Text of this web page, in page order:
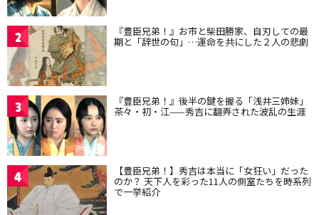
2 『豊臣兄弟！』お市と柴田勝家、自刃しての最
期と「辞世の句」…運命を共にした２人の悲劇
3 『豊臣兄弟！』後半の鍵を握る「浅井三姉妹」
茶々・初・江——秀吉に翻弄された波乱の生涯
4 【豊臣兄弟！】秀吉は本当に「女狂い」だった
のか？ 天下人を彩った11人の側室たちを時系列
で一挙紹介